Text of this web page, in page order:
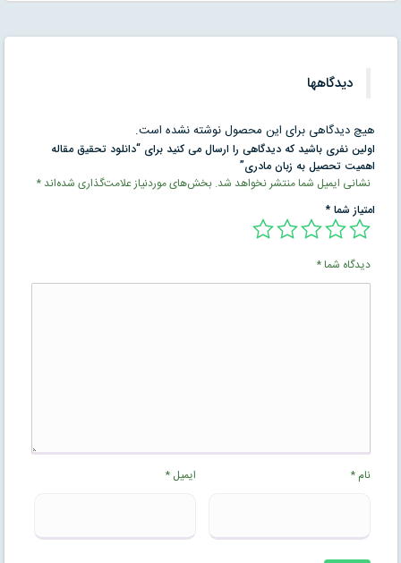
دیدگاهها
هیچ دیدگاهی برای این محصول نوشته نشده است.
اولین نفری باشید که دیدگاهی را ارسال می کنید برای “دانلود تحقیق مقاله
اهمیت تحصیل به زبان مادری”
نشانی ایمیل شما منتشر نخواهد شد. بخش‌های موردنیاز علامت‌گذاری شده‌اند*
امتیاز شما*
دیدگاه شما*
نام* ایمیل*